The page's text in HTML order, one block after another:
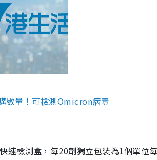
數量！可檢測Omicron病毒
速檢測盒，每20劑獨立包裝為1個單位